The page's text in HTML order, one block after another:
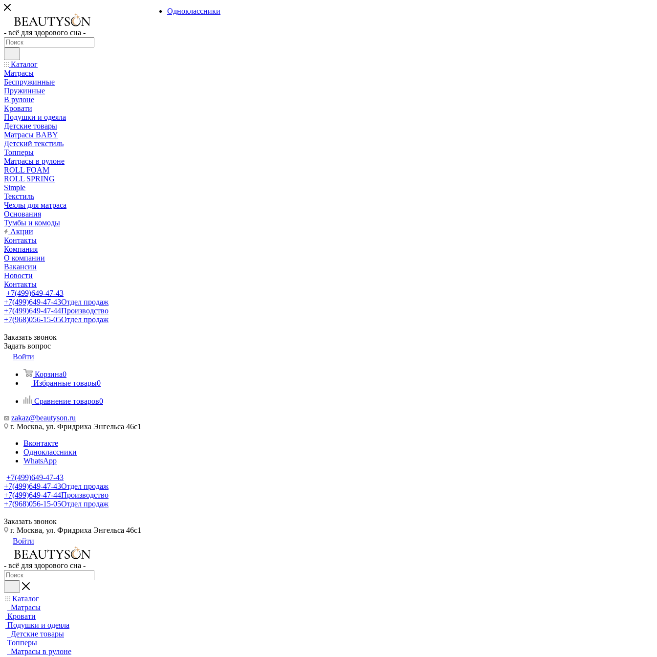
- всё для здорового сна -
Каталог
Матрасы
Беспружинные
Пружинные
В рулоне
Кровати
Подушки и одеяла
Детские товары
Матрасы BABY
Детский текстиль
Топперы
Матрасы в рулоне
ROLL FOAM
ROLL SPRING
Simple
Текстиль
Чехлы для матраса
Основания
Тумбы и комоды
Акции
Контакты
Компания
О компании
Вакансии
Новости
Контакты
+7(499)649-47-43
+7(499)649-47-43Отдел продаж
+7(499)649-47-44Производство
+7(968)056-15-05Отдел продаж
Заказать звонок
Задать вопрос
Войти
Корзина0
Избранные товары0
Сравнение товаров0
zakaz@beautyson.ru
г. Москва, ул. Фридриха Энгельса 46с1
Вконтакте
Одноклассники
WhatsApp
+7(499)649-47-43
+7(499)649-47-43Отдел продаж
+7(499)649-47-44Производство
+7(968)056-15-05Отдел продаж
Заказать звонок
Одноклассники
г. Москва, ул. Фридриха Энгельса 46с1
Войти
- всё для здорового сна -
Каталог
Матрасы
Кровати
Подушки и одеяла
Детские товары
Топперы
Матрасы в рулоне